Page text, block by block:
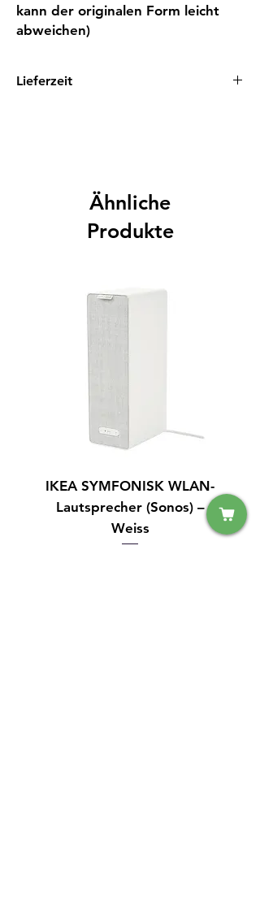
kann der originalen Form leicht
abweichen)
Lieferzeit
Ähnliche
Produkte
IKEA SYMFONISK WLAN-
Lautsprecher (Sonos) –
Weiss